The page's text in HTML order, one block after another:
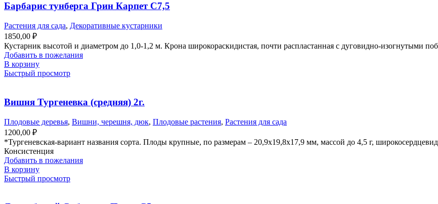
Барбарис тунберга Грин Карпет С7,5
Растения для сада, Декоративные кустарники
1850,00 ₽
Кустарник высотой и диаметром до 1,0-1,2 м. Крона широкораскидистая, почти распластанная с дуговидно-изогнутыми
Добавить в пожелания
В корзину
Быстрый просмотр
Вишня Тургеневка (средняя) 2г.
Плодовые деревья, Вишни, черешня, дюк, Плодовые растения, Растения для сада
1200,00 ₽
*Тургеневская-вариант названия сорта. Плоды крупные, по размерам – 20,9х19,8х17,9 мм, массой до 4,5 г,
Консистенция
Добавить в пожелания
В корзину
Быстрый просмотр